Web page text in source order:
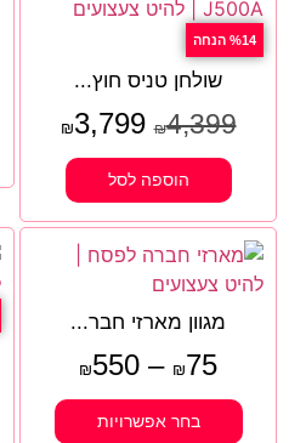
%14 הנחה
שולחן טניס חוץ...
₪4,399
₪3,799
הוספה לסל
מגוון מארזי חבר...
₪75
–
₪550
בחר אפשרויות